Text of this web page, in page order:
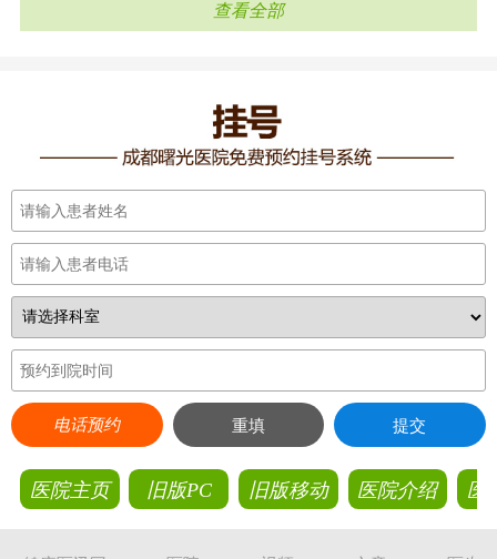
查看全部
电话预约 重填 提交
医院主页 旧版PC 旧版移动 医院介绍 医